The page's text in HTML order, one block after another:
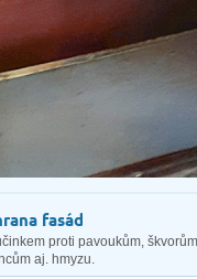
fasád
proti pavoukům,
aj. hmyzu.